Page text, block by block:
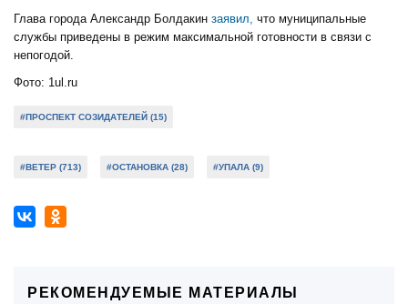
Глава города Александр Болдакин заявил, что муниципальные
службы приведены в режим максимальной готовности в связи с
непогодой.
Фото: 1ul.ru
#ПРОСПЕКТ СОЗИДАТЕЛЕЙ (15)
#ВЕТЕР (713) #ОСТАНОВКА (28) #УПАЛА (9)
РЕКОМЕНДУЕМЫЕ МАТЕРИАЛЫ